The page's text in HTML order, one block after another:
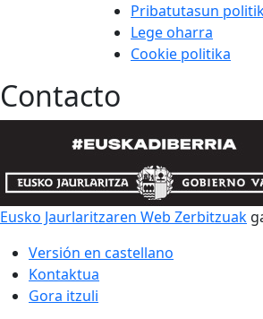
Pribatutasun
Lege oharra
Cookie politika
Contacto
Eusko Jaurlaritzaren Web Zerbitzuak
Versión en castellano
Kontaktua
Gora itzuli